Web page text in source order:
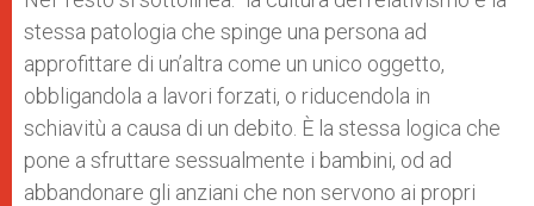
stessa patologia che spinge una persona ad
approfittare di un’altra come un unico oggetto,
obbligandola a lavori forzati, o riducendola in
schiavitù a causa di un debito. È la stessa logica che
pone a sfruttare sessualmente i bambini, od ad
abbandonare gli anziani che non servono ai propri